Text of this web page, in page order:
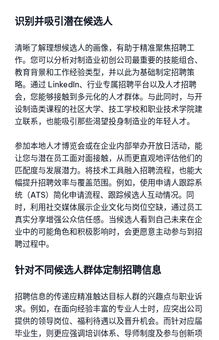
识别并吸引潜在候选人
清晰了解理想候选人的画像，有助于精准聚焦招聘工
作。您可以分析对制造业初创公司最重要的技能组合、
教育背景和工作经验类型，并以此为基础制定招聘策
略。通过 LinkedIn、行业专属招聘平台以及人才招聘
会，您能够接触到多元化的人才群体。与此同时，与开
设制造类课程的社区大学、技工学校和职业技术学院建
立联系，也能吸引那些渴望投身制造业的年轻人才。
参加本地人才博览会或在企业内部举办开放日活动，能
让您与潜在员工面对面接触，从而更直观地评估他们的
匹配度与发展潜力。 将技术工具融入招聘流程，也能大
幅提升招聘效率与覆盖范围。例如，使用申请人跟踪系
统（ATS）简化申请流程、跟踪候选人互动情况。同
时，利用社交媒体展示企业文化与岗位空缺，通过员工
真实分享增强公众信任感。当候选人看到自己未来在企
业中的可能角色和积极影响时，会更愿意主动参与到招
聘过程中。
针对不同候选人群体定制招聘信息
招聘信息的传递应精准触达目标人群的兴趣点与职业诉
求。例如，在面向经验丰富的专业人士时，应突出公司
提供的领导岗位、福利待遇以及晋升机会。而针对应届
毕业生，则更应强调培训体系、导师制度及参与创新项